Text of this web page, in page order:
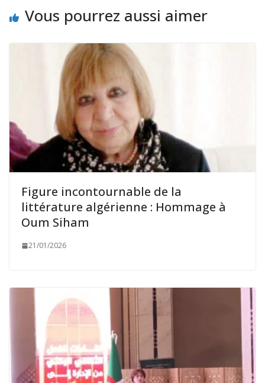
Vous pourrez aussi aimer
Figure incontournable de la
littérature algérienne : Hommage à
Oum Siham
21/01/2026